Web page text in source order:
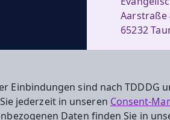
sind nach TDDDG
jederzeit in unseren Consent-
Daten finden Sie in
Aarstraße
65232
Tel.